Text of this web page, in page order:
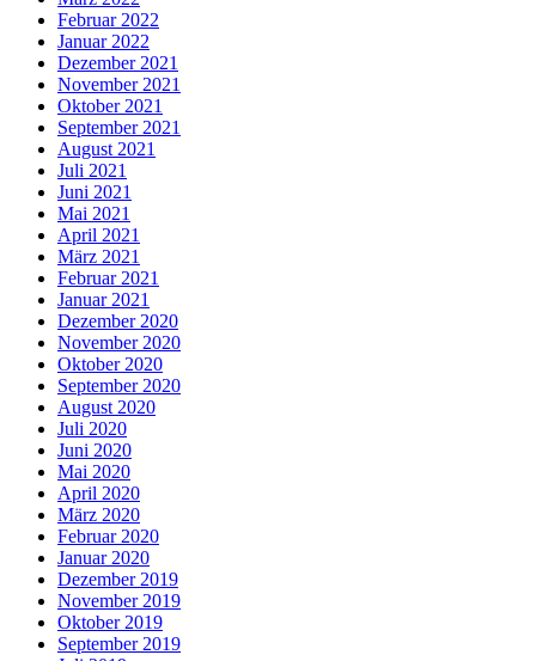
Februar 2022
Januar 2022
Dezember 2021
November 2021
Oktober 2021
September 2021
August 2021
Juli 2021
Juni 2021
Mai 2021
April 2021
März 2021
Februar 2021
Januar 2021
Dezember 2020
November 2020
Oktober 2020
September 2020
August 2020
Juli 2020
Juni 2020
Mai 2020
April 2020
März 2020
Februar 2020
Januar 2020
Dezember 2019
November 2019
Oktober 2019
September 2019